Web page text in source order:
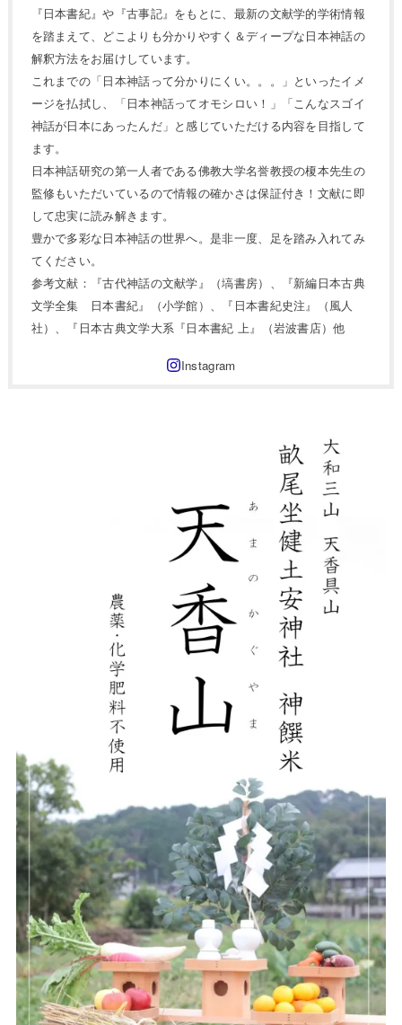
『日本書紀』や『古事記』をもとに、最新の文献学的学術情報
を踏まえて、どこよりも分かりやすく＆ディープな日本神話の
解釈方法をお届けしています。
これまでの「日本神話って分かりにくい。。。」といったイメ
ージを払拭し、「日本神話ってオモシロい！」「こんなスゴイ
神話が日本にあったんだ」と感じていただける内容を目指して
ます。
日本神話研究の第一人者である佛教大学名誉教授の榎本先生の
監修もいただいているので情報の確かさは保証付き！文献に即
して忠実に読み解きます。
豊かで多彩な日本神話の世界へ。是非一度、足を踏み入れてみ
てください。
参考文献：『古代神話の文献学』（塙書房）、『新編日本古典
文学全集 日本書紀』（小学館）、『日本書紀史注』（風人
社）、『日本古典文学大系『日本書紀 上』（岩波書店）他